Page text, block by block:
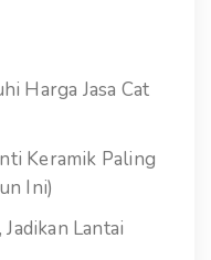
Harga Jasa Cat
Keramik Paling
Ini)
Lantai